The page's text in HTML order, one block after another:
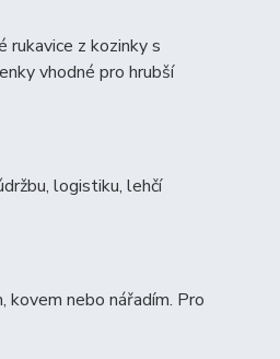
rukavice z kozinky s
vhodné pro hrubší
logistiku, lehčí
kovem nebo nářadím. Pro